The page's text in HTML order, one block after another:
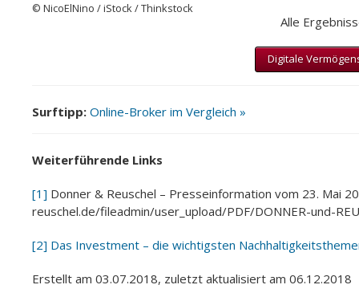
© NicoElNino / iStock / Thinkstock
Alle
Digitale
Surftipp: Online-Broker im Vergleich »
Weiterführende Links
[1] Donner & Reuschel – Presseinformation vom 23. Mai
reuschel.de/fileadmin/user_upload/PDF/DONNER-und-
[2] Das Investment – die wichtigsten
Erstellt am 03.07.2018, zuletzt aktualisiert am 06.12.2018